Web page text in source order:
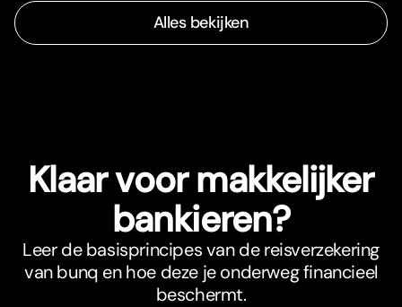
Alles bekijken
Klaar voor makkelijker
bankieren?
Leer de basisprincipes van de reisverzekering
van bunq en hoe deze je onderweg financieel
beschermt.